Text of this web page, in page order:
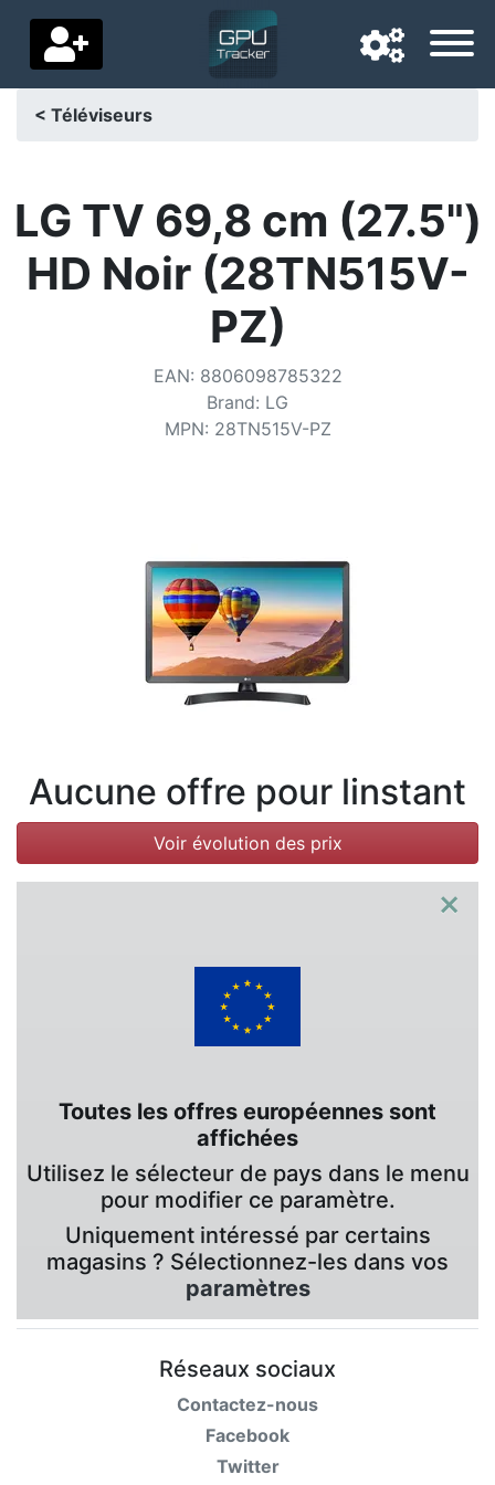
Pays de livraison
Accueil
< Téléviseurs
LG TV 69,8 cm (27.5")
HD Noir (28TN515V-
PZ)
EAN: 8806098785322
Brand: LG
MPN: 28TN515V-PZ
Aucune offre pour linstant
Voir évolution des prix
×
Toutes les offres européennes sont
affichées
Utilisez le sélecteur de pays dans le menu
pour modifier ce paramètre.
Uniquement intéressé par certains
magasins ? Sélectionnez-les dans vos
paramètres
Réseaux sociaux
Contactez-nous
Facebook
Twitter